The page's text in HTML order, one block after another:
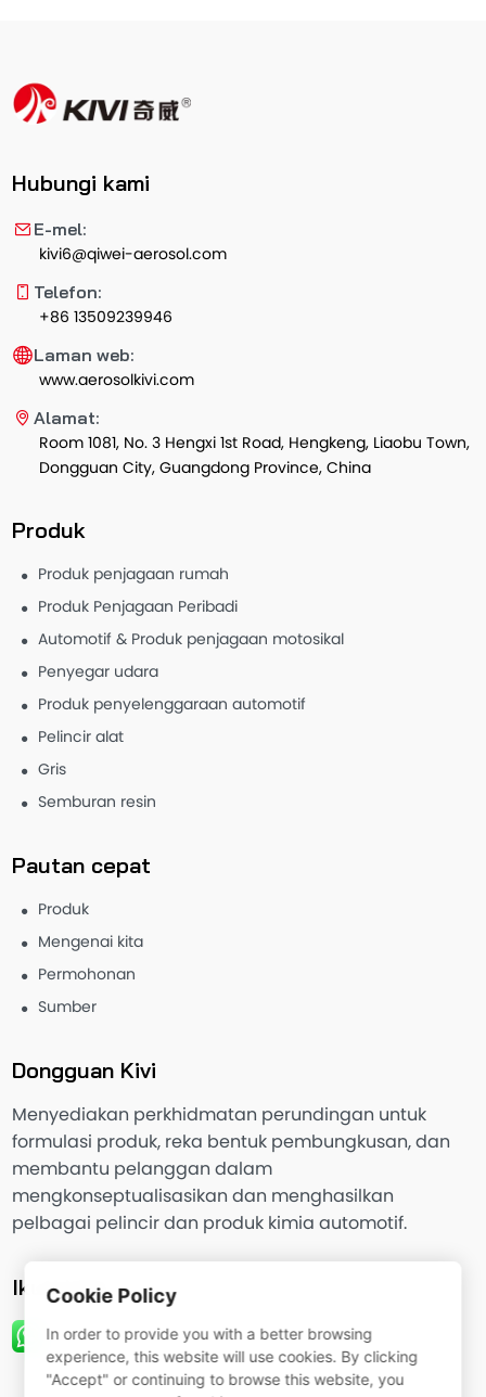
Hubungi kami
E-mel:
kivi6@qiwei-aerosol.com
Telefon:
+86 13509239946
Laman web:
www.aerosolkivi.com
Alamat:
Room 1081, No. 3 Hengxi 1st Road, Hengkeng, Liaobu Town,
Dongguan City, Guangdong Province, China
Produk
Produk penjagaan rumah
Produk Penjagaan Peribadi
Automotif & Produk penjagaan motosikal
Penyegar udara
Produk penyelenggaraan automotif
Pelincir alat
Gris
Semburan resin
Pautan cepat
Produk
Mengenai kita
Permohonan
Sumber
Dongguan Kivi
Menyediakan perkhidmatan perundingan untuk
formulasi produk, reka bentuk pembungkusan, dan
membantu pelanggan dalam
mengkonseptualisasikan dan menghasilkan
pelbagai pelincir dan produk kimia automotif.
Ikuti kami
Cookie Policy
In order to provide you with a better browsing
experience, this website will use cookies. By clicking
"Accept" or continuing to browse this website, you